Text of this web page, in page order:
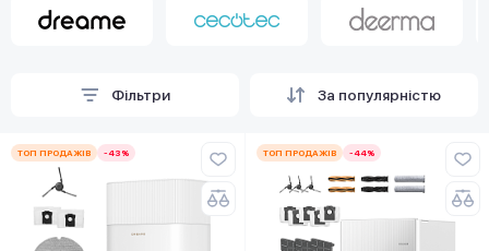
Фільтри За популярністю
ТОП ПРОДАЖІВ -43% ТОП ПРОДАЖІВ -44%